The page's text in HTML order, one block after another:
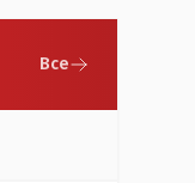
Все